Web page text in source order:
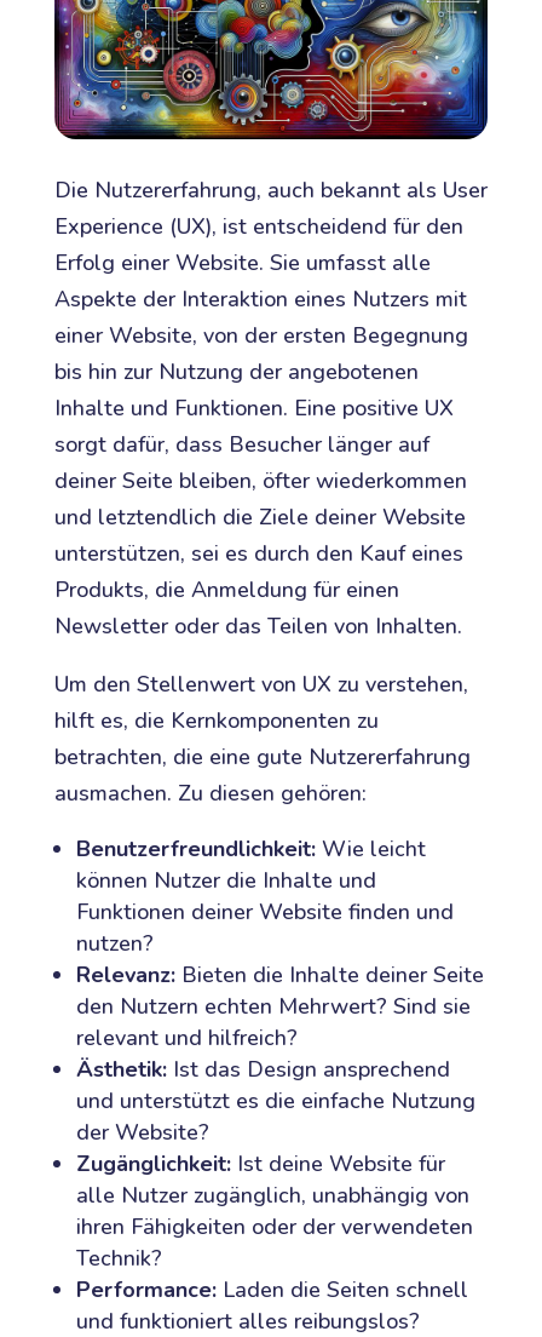
Die Nutzererfahrung, auch bekannt als User
Experience (UX), ist entscheidend für den
Erfolg einer Website. Sie umfasst alle
Aspekte der Interaktion eines Nutzers mit
einer Website, von der ersten Begegnung
bis hin zur Nutzung der angebotenen
Inhalte und Funktionen. Eine positive UX
sorgt dafür, dass Besucher länger auf
deiner Seite bleiben, öfter wiederkommen
und letztendlich die Ziele deiner Website
unterstützen, sei es durch den Kauf eines
Produkts, die Anmeldung für einen
Newsletter oder das Teilen von Inhalten.
Um den Stellenwert von UX zu verstehen,
hilft es, die Kernkomponenten zu
betrachten, die eine gute Nutzererfahrung
ausmachen. Zu diesen gehören:
Benutzerfreundlichkeit:Wie leicht
können Nutzer die Inhalte und
Funktionen deiner Website finden und
nutzen?
Relevanz:Bieten die Inhalte deiner Seite
den Nutzern echten Mehrwert? Sind sie
relevant und hilfreich?
Ästhetik:Ist das Design ansprechend
und unterstützt es die einfache Nutzung
der Website?
Zugänglichkeit:Ist deine Website für
alle Nutzer zugänglich, unabhängig von
ihren Fähigkeiten oder der verwendeten
Technik?
Performance:Laden die Seiten schnell
und funktioniert alles reibungslos?